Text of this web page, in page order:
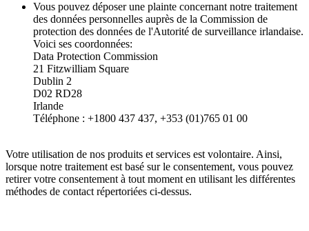
Vous pouvez déposer une plainte concernant notre traitement
des données personnelles auprès de la Commission de
protection des données de l'Autorité de surveillance irlandaise.
Voici ses coordonnées:
Data Protection Commission
21 Fitzwilliam Square
Dublin 2
D02 RD28
Irlande
Téléphone : +1800 437 437, +353 (01)765 01 00
Votre utilisation de nos produits et services est volontaire. Ainsi,
lorsque notre traitement est basé sur le consentement, vous pouvez
retirer votre consentement à tout moment en utilisant les différentes
méthodes de contact répertoriées ci-dessus.